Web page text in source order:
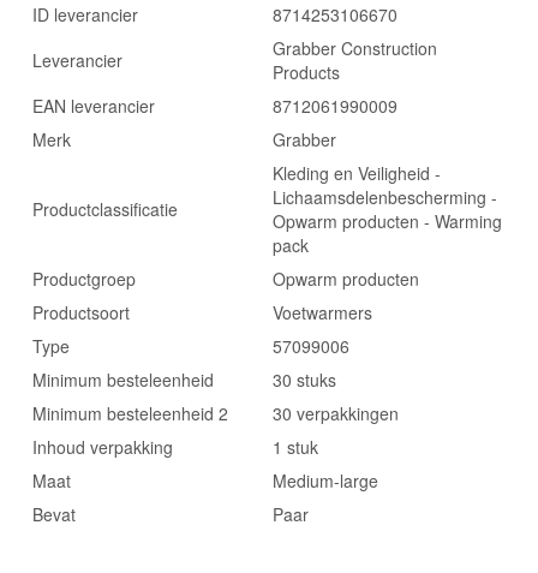
ID leverancier
8714253106670
Leverancier
Grabber Construction
Products
EAN leverancier
8712061990009
Merk
Grabber
Productclassificatie
Kleding en Veiligheid -
Lichaamsdelenbescherming -
Opwarm producten - Warming
pack
Productgroep
Opwarm producten
Productsoort
Voetwarmers
Type
57099006
Minimum besteleenheid
30 stuks
Minimum besteleenheid 2
30 verpakkingen
Inhoud verpakking
1 stuk
Maat
Medium-large
Bevat
Paar